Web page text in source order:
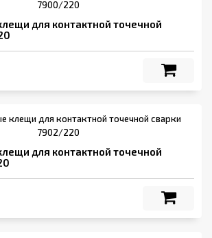
для контактной точечной
для контактной точечной